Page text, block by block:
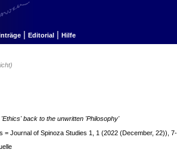
| Editorial | Hilfe
back to the unwritten 'Philosophy'
= Journal of Spinoza Studies 1, 1 (2022 (December, 22)),